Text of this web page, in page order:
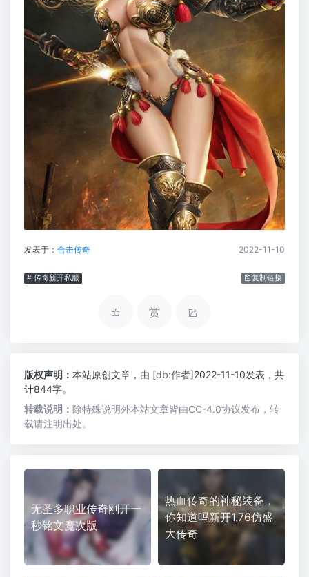
发表于： 合击传奇 2022-11-10
# 传奇新开私服 复制链接
赏
版权声明： 本站原创文章，由 [db:作者]2022-11-10发表，共
计844字。
转载说明： 除特殊说明外本站文章皆由CC-4.0协议发布，转
载请注明出处。
无圣多职业传奇刚开一
秒铭文魔次版
热血传奇的神秘装备，
你知道吗新开1.76仿盛
大传奇